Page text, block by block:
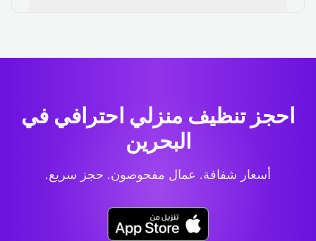
احجز تنظيف منزلي احترافي في
البحرين
أسعار شفافة. عمال مفحوصون. حجز سريع.